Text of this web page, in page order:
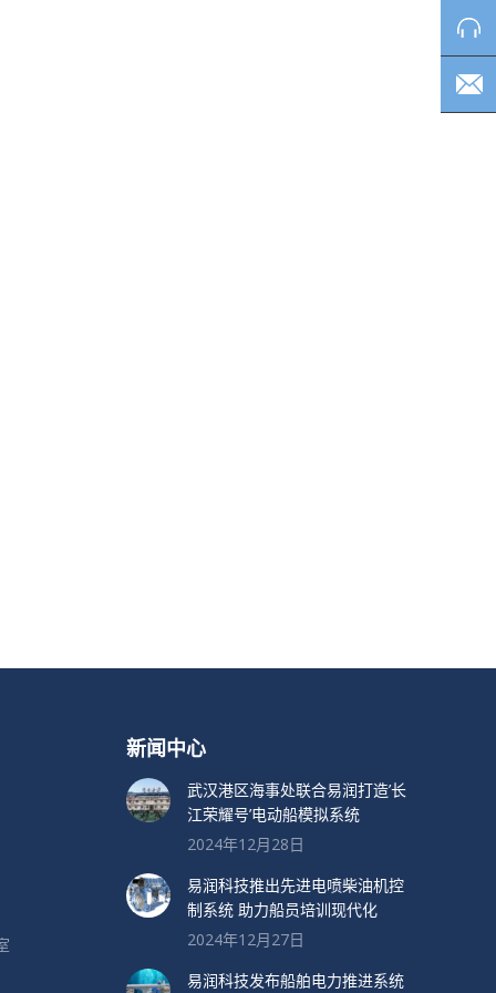
新闻中心
武汉港区海事处联合易润打造’长
江荣耀号’电动船模拟系统
2024年12月28日
易润科技推出先进电喷柴油机控
制系统 助力船员培训现代化
2024年12月27日
易润科技发布船舶电力推进系统